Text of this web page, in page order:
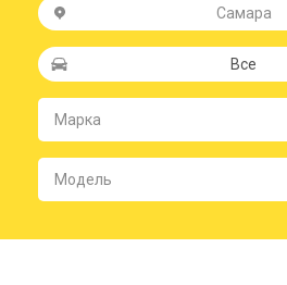
Самара
Все
Марка
Модель